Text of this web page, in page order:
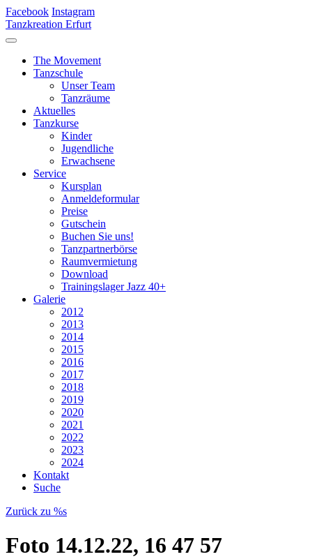
Facebook Instagram
Tanzkreation Erfurt
The Movement
Tanzschule
Unser Team
Tanzräume
Aktuelles
Tanzkurse
Kinder
Jugendliche
Erwachsene
Service
Kursplan
Anmeldeformular
Preise
Gutschein
Buchen Sie uns!
Tanzpartnerbörse
Raumvermietung
Download
Trainingslager Jazz 40+
Galerie
2012
2013
2014
2015
2016
2017
2018
2019
2020
2021
2022
2023
2024
Kontakt
Suche
Zurück zu %s
Foto 14.12.22, 16 47 57